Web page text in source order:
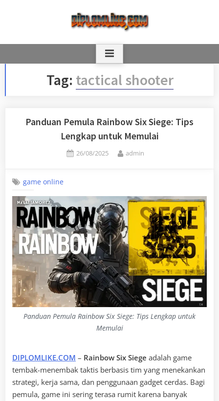
Tag: tactical shooter
Panduan Pemula Rainbow Six Siege: Tips
Lengkap untuk Memulai
Posted
26/08/2025 By
admin
game online
Panduan Pemula Rainbow Six Siege: Tips Lengkap untuk
Memulai
DIPLOMLIKE.COM – Rainbow Six Siege adalah game
tembak-menembak taktis berbasis tim yang menekankan
strategi, kerja sama, dan penggunaan gadget cerdas. Bagi
pemula, game ini sering terasa rumit karena banyak